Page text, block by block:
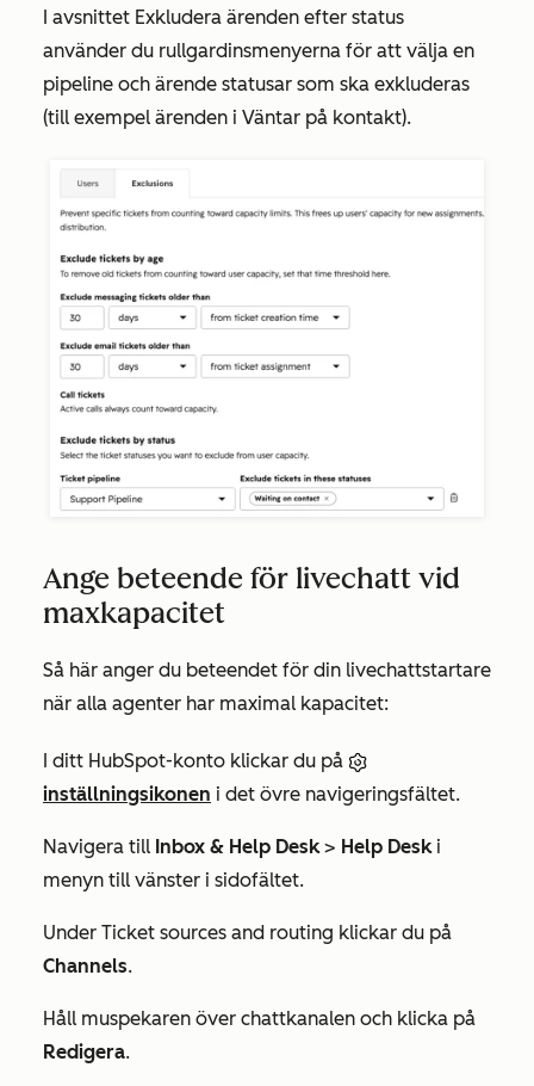
I avsnittet Exkludera ärenden efter status
använder du rullgardinsmenyerna för att välja en
pipeline och ärende statusar som ska exkluderas
(till exempel ärenden i Väntar på kontakt).
Ange beteende för livechatt vid
maxkapacitet
Så här anger du beteendet för din livechattstartare
när alla agenter har maximal kapacitet:
I ditt HubSpot-konto klickar du på
inställningsikonen i det övre navigeringsfältet.
Navigera till Inbox & Help Desk> Help Deski
menyn till vänster i sidofältet.
Under Ticket sources and routing klickar du på
Channels.
Håll muspekaren över chattkanalen och klicka på
Redigera.